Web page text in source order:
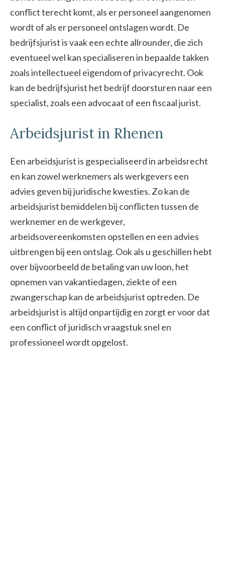
conflict terecht komt, als er personeel aangenomen
wordt of als er personeel ontslagen wordt. De
bedrijfsjurist is vaak een echte allrounder, die zich
eventueel wel kan specialiseren in bepaalde takken
zoals intellectueel eigendom of privacyrecht. Ook
kan de bedrijfsjurist het bedrijf doorsturen naar een
specialist, zoals een advocaat of een fiscaal jurist.
Arbeidsjurist in Rhenen
Een arbeidsjurist is gespecialiseerd in arbeidsrecht
en kan zowel werknemers als werkgevers een
advies geven bij juridische kwesties. Zo kan de
arbeidsjurist bemiddelen bij conflicten tussen de
werknemer en de werkgever,
arbeidsovereenkomsten opstellen en een advies
uitbrengen bij een ontslag. Ook als u geschillen hebt
over bijvoorbeeld de betaling van uw loon, het
opnemen van vakantiedagen, ziekte of een
zwangerschap kan de arbeidsjurist optreden. De
arbeidsjurist is altijd onpartijdig en zorgt er voor dat
een conflict of juridisch vraagstuk snel en
professioneel wordt opgelost.